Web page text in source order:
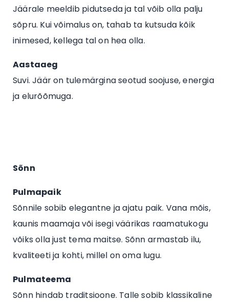
Jäärale meeldib pidutseda ja tal võib olla palju
sõpru. Kui võimalus on, tahab ta kutsuda kõik
inimesed, kellega tal on hea olla.
Aastaaeg
Suvi. Jäär on tulemärgina seotud soojuse, energia
ja elurõõmuga.
Sõnn
Pulmapaik
Sõnnile sobib elegantne ja ajatu paik. Vana mõis,
kaunis maamaja või isegi väärikas raamatukogu
võiks olla just tema maitse. Sõnn armastab ilu,
kvaliteeti ja kohti, millel on oma lugu.
Pulmateema
Sõnn hindab traditsioone. Talle sobib klassikaline